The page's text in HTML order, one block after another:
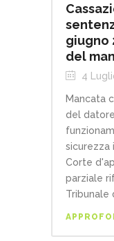
giugno
del
4
Mancata
del
sicurezza
Corte
parziale
Tribunale